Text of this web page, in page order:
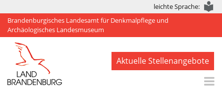
leichte Sprache:
Brandenburgisches Landesamt für Denkmalpflege und
Archäologisches Landesmuseum
Aktuelle Stellenangebote